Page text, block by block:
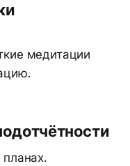
медитации